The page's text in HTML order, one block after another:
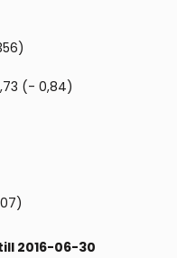
(- 0,84)
till 2016-06-30